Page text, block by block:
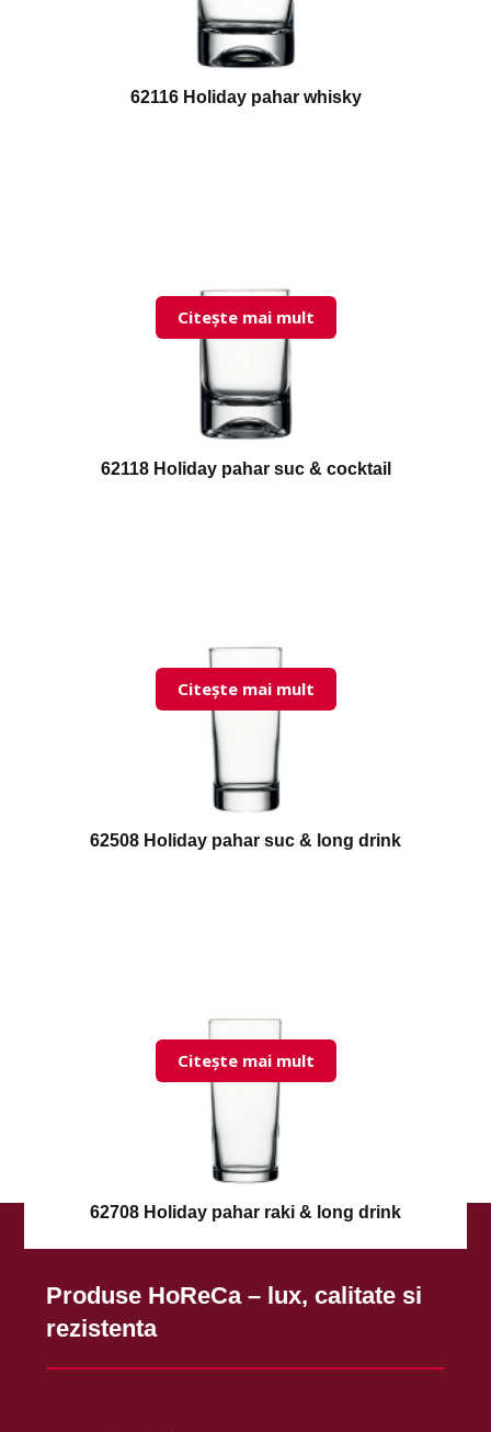
62116 Holiday pahar whisky
62118 Holiday pahar suc & cocktail
Citește mai mult
62508 Holiday pahar suc & long drink
Citește mai mult
62708 Holiday pahar raki & long drink
Citește mai mult
Produse HoReCa – lux, calitate si
rezistenta